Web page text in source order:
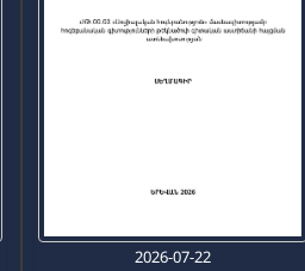
2026-07-22